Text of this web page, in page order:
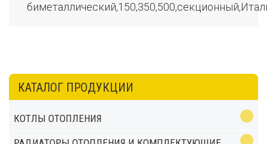
КАТАЛОГ ПРОДУКЦИИ
КОТЛЫ ОТОПЛЕНИЯ